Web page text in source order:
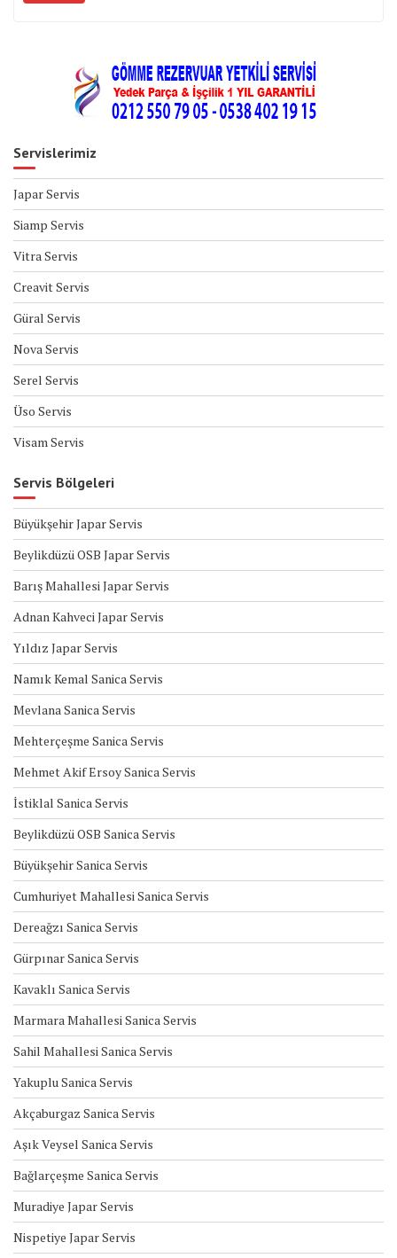
Servislerimiz
Japar Servis
Siamp Servis
Vitra Servis
Creavit Servis
Güral Servis
Nova Servis
Serel Servis
Üso Servis
Visam Servis
Servis Bölgeleri
Büyükşehir Japar Servis
Beylikdüzü OSB Japar Servis
Barış Mahallesi Japar Servis
Adnan Kahveci Japar Servis
Yıldız Japar Servis
Namık Kemal Sanica Servis
Mevlana Sanica Servis
Mehterçeşme Sanica Servis
Mehmet Akif Ersoy Sanica Servis
İstiklal Sanica Servis
Beylikdüzü OSB Sanica Servis
Büyükşehir Sanica Servis
Cumhuriyet Mahallesi Sanica Servis
Dereağzı Sanica Servis
Gürpınar Sanica Servis
Kavaklı Sanica Servis
Marmara Mahallesi Sanica Servis
Sahil Mahallesi Sanica Servis
Yakuplu Sanica Servis
Akçaburgaz Sanica Servis
Aşık Veysel Sanica Servis
Bağlarçeşme Sanica Servis
Muradiye Japar Servis
Nispetiye Japar Servis